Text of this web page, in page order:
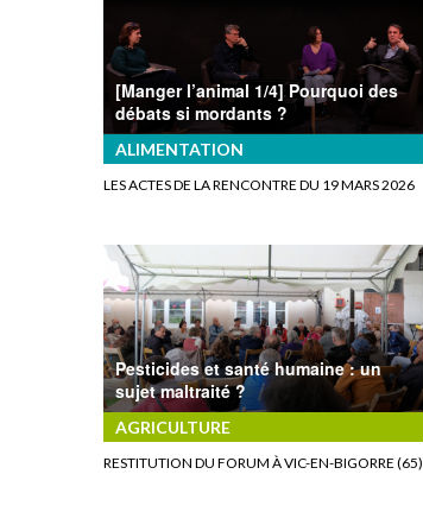
[Manger l’animal 1/4] Pourquoi des
débats si mordants ?
ALIMENTATION
LES ACTES DE LA RENCONTRE DU 19 MARS 2026
Pesticides et santé humaine : un
sujet maltraité ?
AGRICULTURE
RESTITUTION DU FORUM À VIC-EN-BIGORRE (65)